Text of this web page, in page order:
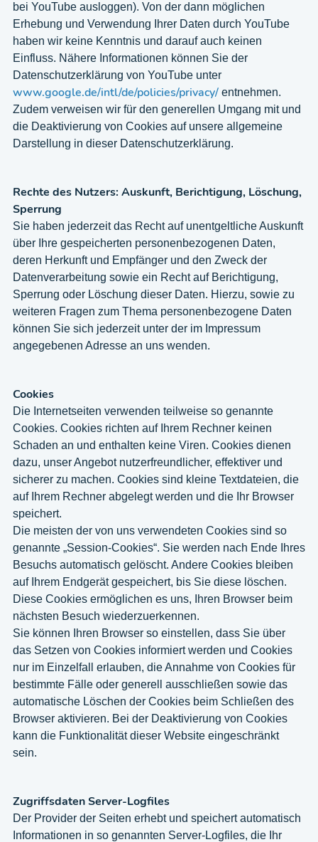
bei YouTube ausloggen). Von der dann möglichen
Erhebung und Verwendung Ihrer Daten durch YouTube
haben wir keine Kenntnis und darauf auch keinen
Einfluss. Nähere Informationen können Sie der
Datenschutzerklärung von YouTube unter
www.google.de/intl/de/policies/privacy/ entnehmen.
Zudem verweisen wir für den generellen Umgang mit und
die Deaktivierung von Cookies auf unsere allgemeine
Darstellung in dieser Datenschutzerklärung.
Rechte des Nutzers: Auskunft, Berichtigung, Löschung,
Sperrung
Sie haben jederzeit das Recht auf unentgeltliche Auskunft
über Ihre gespeicherten personenbezogenen Daten,
deren Herkunft und Empfänger und den Zweck der
Datenverarbeitung sowie ein Recht auf Berichtigung,
Sperrung oder Löschung dieser Daten. Hierzu, sowie zu
weiteren Fragen zum Thema personenbezogene Daten
können Sie sich jederzeit unter der im Impressum
angegebenen Adresse an uns wenden.
Cookies
Die Internetseiten verwenden teilweise so genannte
Cookies. Cookies richten auf Ihrem Rechner keinen
Schaden an und enthalten keine Viren. Cookies dienen
dazu, unser Angebot nutzerfreundlicher, effektiver und
sicherer zu machen. Cookies sind kleine Textdateien, die
auf Ihrem Rechner abgelegt werden und die Ihr Browser
speichert.
Die meisten der von uns verwendeten Cookies sind so
genannte „Session-Cookies“. Sie werden nach Ende Ihres
Besuchs automatisch gelöscht. Andere Cookies bleiben
auf Ihrem Endgerät gespeichert, bis Sie diese löschen.
Diese Cookies ermöglichen es uns, Ihren Browser beim
nächsten Besuch wiederzuerkennen.
Sie können Ihren Browser so einstellen, dass Sie über
das Setzen von Cookies informiert werden und Cookies
nur im Einzelfall erlauben, die Annahme von Cookies für
bestimmte Fälle oder generell ausschließen sowie das
automatische Löschen der Cookies beim Schließen des
Browser aktivieren. Bei der Deaktivierung von Cookies
kann die Funktionalität dieser Website eingeschränkt
sein.
Zugriffsdaten Server-Logfiles
Der Provider der Seiten erhebt und speichert automatisch
Informationen in so genannten Server-Logfiles, die Ihr